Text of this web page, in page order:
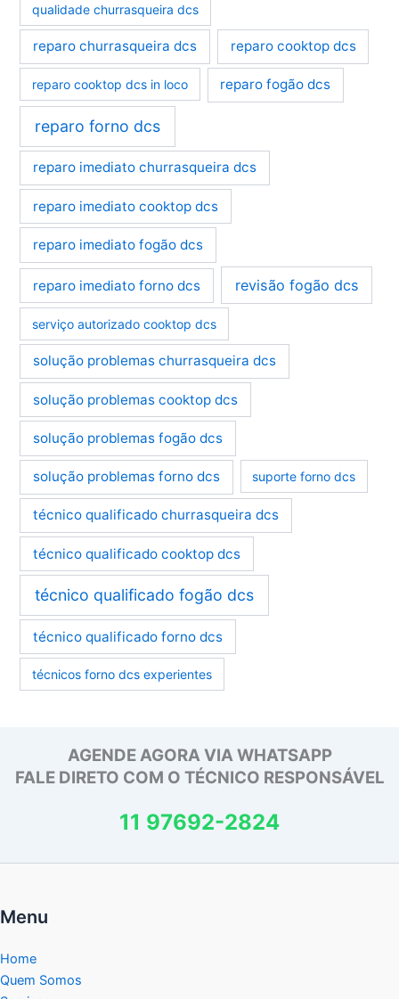
qualidade churrasqueira dcs
reparo churrasqueira dcs reparo cooktop dcs
reparo cooktop dcs in loco reparo fogão dcs
reparo forno dcs
reparo imediato churrasqueira dcs
reparo imediato cooktop dcs
reparo imediato fogão dcs
reparo imediato forno dcs revisão fogão dcs
serviço autorizado cooktop dcs
solução problemas churrasqueira dcs
solução problemas cooktop dcs
solução problemas fogão dcs
solução problemas forno dcs suporte forno dcs
técnico qualificado churrasqueira dcs
técnico qualificado cooktop dcs
técnico qualificado fogão dcs
técnico qualificado forno dcs
técnicos forno dcs experientes
AGENDE AGORA VIA WHATSAPP
FALE DIRETO COM O TÉCNICO RESPONSÁVEL
11 97692-2824
Menu
Home
Quem Somos